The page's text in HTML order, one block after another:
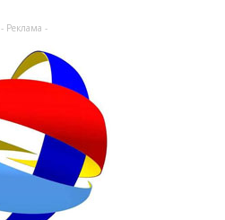
- Реклама -